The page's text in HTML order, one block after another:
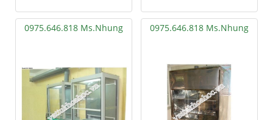
0975.646.818 Ms.Nhung 0975.646.818 Ms.Nhung